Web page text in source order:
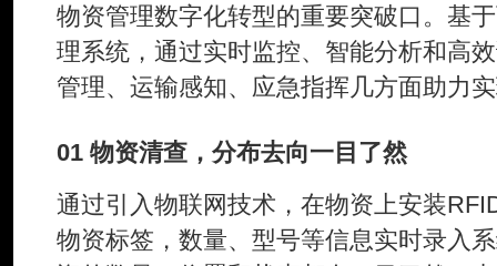
物资管理数字化转型的重要突破口。基
理系统，通过实时监控、智能分析和高
管理、运输感知、应急指挥几方面助力
01 物资清查，分布去向一目了然
通过引入物联网技术，在物资上安装
物资标签，数量、型号等信息实时录入